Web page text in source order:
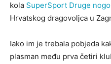
kola SuperSport Druge
Hrvatskog dragovoljca u
Iako im je trebala pobjeda
plasman među prva četiri